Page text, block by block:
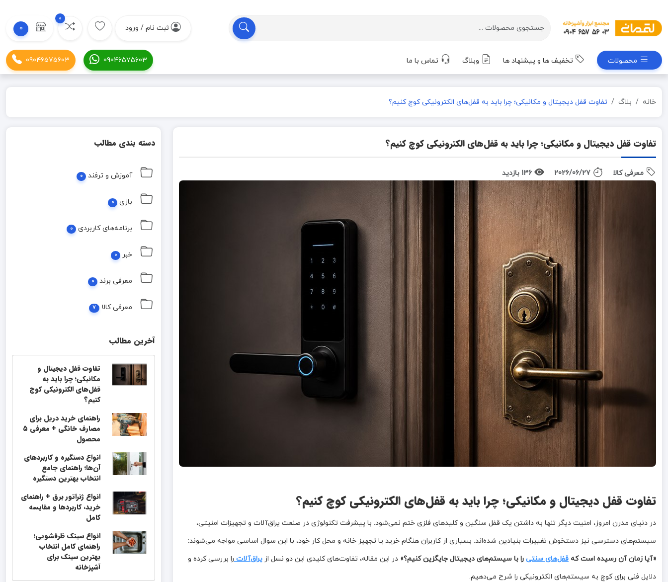
ثبت نام / ورود
0
0
محصولات تخفیف ها و پیشنهاد ها وبلاگ تماس با ما 09046575603
09046575603
خانه بلاگ تفاوت قفل دیجیتال و مکانیکی؛ چرا باید به قفل‌های الکترونیکی کوچ کنیم؟
تفاوت قفل دیجیتال و مکانیکی؛ چرا باید به قفل‌های الکترونیکی کوچ کنیم؟
معرفی کالا 2026/06/27 136 بازدید
تفاوت قفل دیجیتال و مکانیکی؛ چرا باید به قفل‌های الکترونیکی کوچ کنیم؟
در دنیای مدرن امروز، امنیت دیگر تنها به داشتن یک قفل سنگین و کلیدهای فلزی ختم نمی‌شود. با پیشرفت تکنولوژی در صنعت یراق‌آلات و تجهیزات امنیتی،
سیستم‌های دسترسی نیز دستخوش تغییرات بنیادین شده‌اند. بسیاری از کاربران هنگام خرید یا تجهیز خانه و محل کار خود، با این سوال اساسی مواجه می‌شوند:
«آیا زمان آن رسیده است که قفل‌های سنتی را با سیستم‌های دیجیتال جایگزین کنیم؟» در این مقاله، تفاوت‌های کلیدی این دو نسل از یراق‌آلاترا بررسی کرده و
دلایل فنی برای کوچ به سیستم‌های الکترونیکی را شرح می‌دهیم.
دسته بندی مطالب
آموزش و ترفند 0
بازی 0
برنامه‌های کاربردی 0
خبر 0
معرفی برند 0
معرفی کالا 7
آخرین مطالب
تفاوت قفل دیجیتال و
مکانیکی؛ چرا باید به
قفل‌های الکترونیکی کوچ
کنیم؟
راهنمای خرید دریل برای
مصارف خانگی + معرفی ۵
محصول
انواع دستگیره و کاربردهای
آن‌ها؛ راهنمای جامع
انتخاب بهترین دستگیره
انواع ژنراتور برق + راهنمای
خرید، کاربردها و مقایسه
کامل
انواع سینک ظرفشویی؛
راهنمای کامل انتخاب
بهترین سینک برای
آشپزخانه